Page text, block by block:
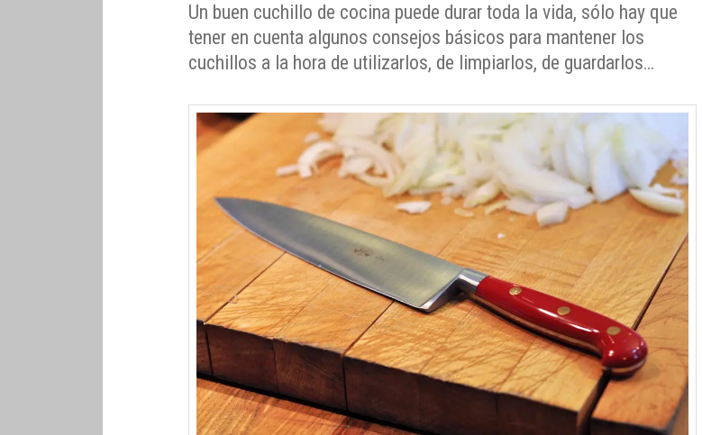
Un buen cuchillo de cocina puede durar toda la vida, sólo hay que
tener en cuenta algunos consejos básicos para mantener los
cuchillos a la hora de utilizarlos, de limpiarlos, de guardarlos…